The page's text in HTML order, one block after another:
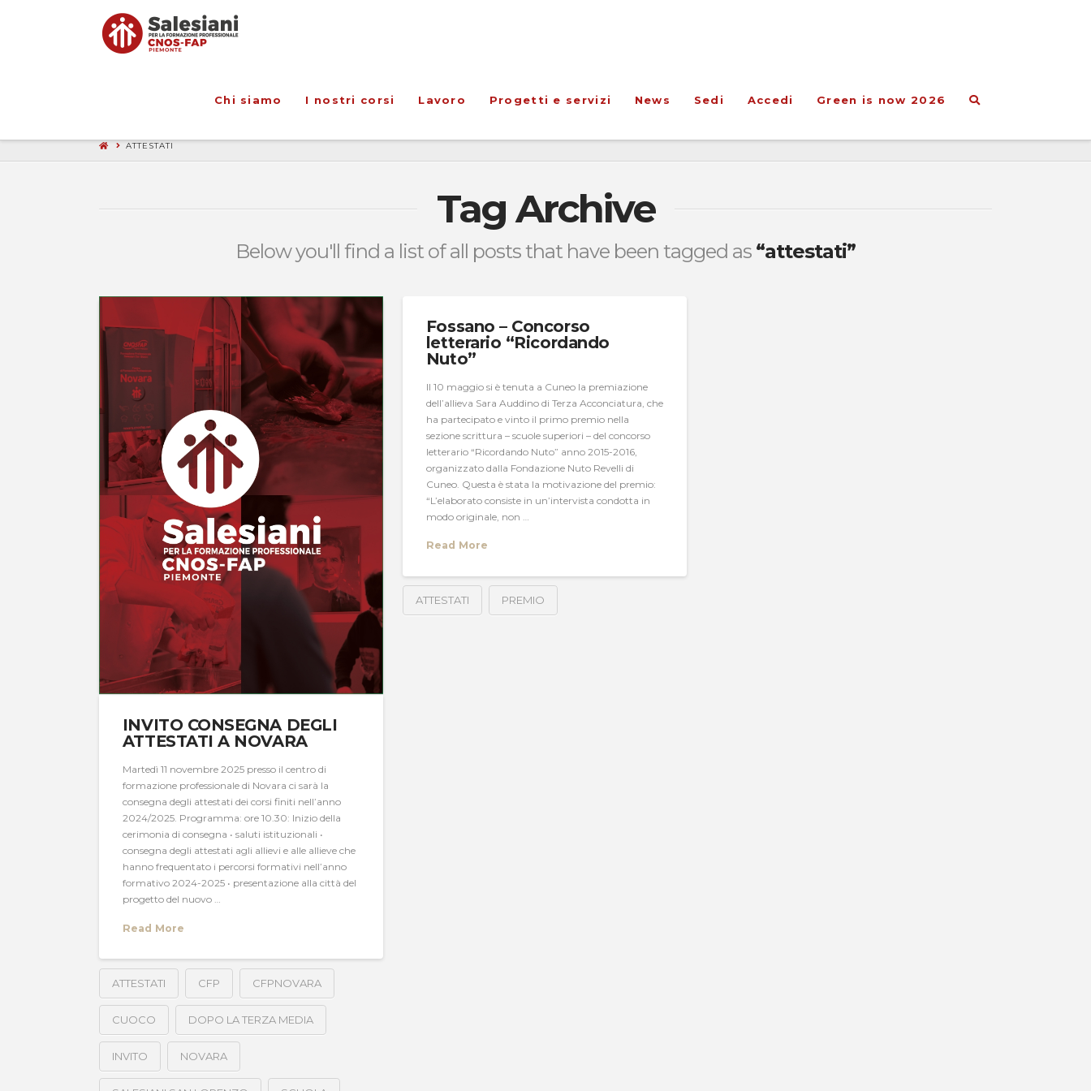
Chi siamo I nostri corsi Lavoro Progetti e servizi News Sedi Accedi Green is now 2026
ATTESTATI
Tag Archive
Below you'll find a list of all posts that have been tagged as “attestati”
INVITO CONSEGNA DEGLI
ATTESTATI A NOVARA
Martedì 11 novembre 2025 presso il centro di
formazione professionale di Novara ci sarà la
consegna degli attestati dei corsi finiti nell’anno
2024/2025. Programma: ore 10.30: Inizio della
cerimonia di consegna • saluti istituzionali •
consegna degli attestati agli allievi e alle allieve che
hanno frequentato i percorsi formativi nell’anno
formativo 2024-2025 • presentazione alla città del
progetto del nuovo …
Read More
ATTESTATI CFP CFPNOVARA
CUOCO DOPO LA TERZA MEDIA
INVITO NOVARA
Fossano – Concorso
letterario “Ricordando
Nuto”
Il 10 maggio si è tenuta a Cuneo la premiazione
dell’allieva Sara Auddino di Terza Acconciatura, che
ha partecipato e vinto il primo premio nella
sezione scrittura – scuole superiori – del concorso
letterario “Ricordando Nuto” anno 2015-2016,
organizzato dalla Fondazione Nuto Revelli di
Cuneo. Questa è stata la motivazione del premio:
“L’elaborato consiste in un’intervista condotta in
modo originale, non …
Read More
ATTESTATI PREMIO